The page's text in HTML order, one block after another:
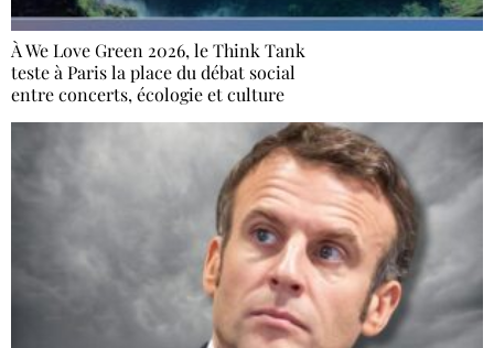
À We Love Green 2026, le Think Tank
teste à Paris la place du débat social
entre concerts, écologie et culture